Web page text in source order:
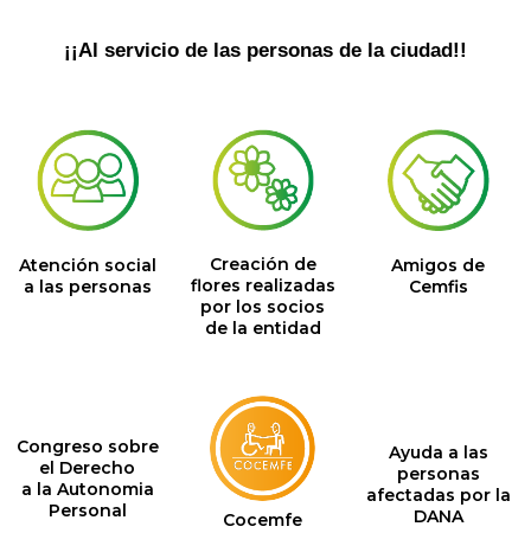
¡¡Al servicio de las personas de la ciudad!!
Atención social
a las personas
Creación de
flores realizadas
por los socios
de la entidad
Amigos de
Cemfis
Congreso sobre
el Derecho
a la Autonomia
Personal
Cocemfe
Ayuda a las
personas
afectadas por la
DANA